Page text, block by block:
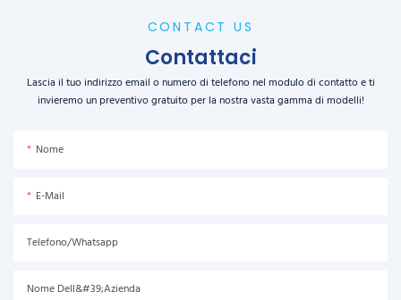
CONTACT US
Contattaci
Lascia il tuo indirizzo email o numero di telefono nel modulo di contatto e ti
invieremo un preventivo gratuito per la nostra vasta gamma di modelli!
Nome
E-Mail
Telefono/Whatsapp
Nome Dell&#39;azienda